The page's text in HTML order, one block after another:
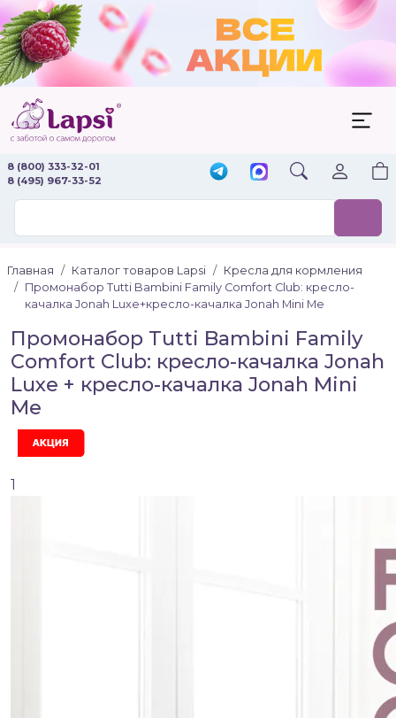
8 (800) 333-32-01
8 (495) 967-33-52
Главная Каталог товаров Lapsi
Кресла для кормления
Промонабор Tutti Bambini Family Comfort Club: кресло-
качалка Jonah Luxe+кресло-качалка Jonah Mini Me
Промонабор Tutti Bambini Family
Comfort Club: кресло-качалка Jonah
Luxe + кресло-качалка Jonah Mini
Me
1